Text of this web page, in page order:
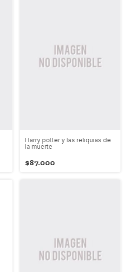
Harry potter y las reliquias de
la muerte
$87.000